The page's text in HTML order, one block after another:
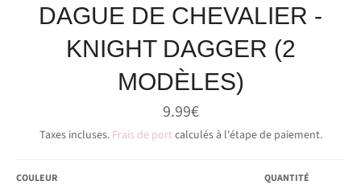
DAGUE DE CHEVALIER -
KNIGHT DAGGER (2
MODÈLES)
Prix
régulier
9.99€
Taxes incluses. Frais de portcalculés à l'étape de paiement.
COULEUR QUANTITÉ